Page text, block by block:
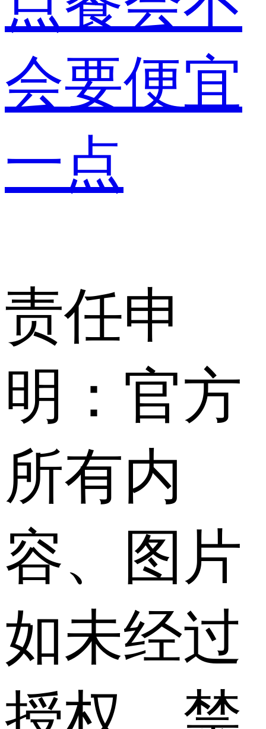
会要便宜
一点
责任申
明：官方
所有内
容、图片
如未经过